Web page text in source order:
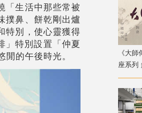
「生活中那些常被
撲鼻、餅乾剛出爐
特別，使心靈獲得
」特別設置「仲夏
的午後時光。
《大
座系列
級嘉賓